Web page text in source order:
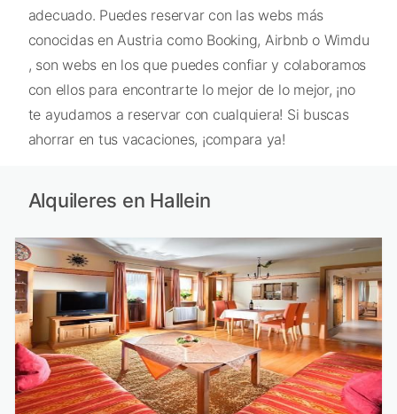
adecuado. Puedes reservar con las webs más
conocidas en Austria como Booking, Airbnb o Wimdu
, son webs en los que puedes confiar y colaboramos
con ellos para encontrarte lo mejor de lo mejor, ¡no
te ayudamos a reservar con cualquiera! Si buscas
ahorrar en tus vacaciones, ¡compara ya!
Alquileres en Hallein